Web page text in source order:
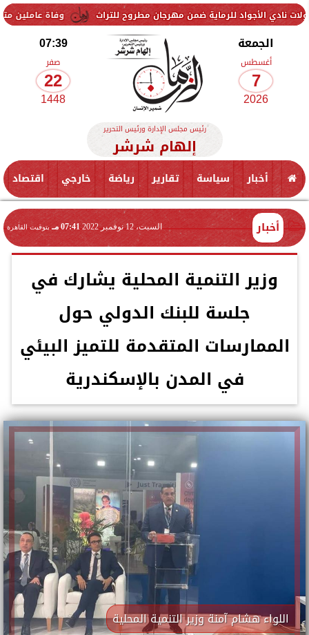
وفاة عاملين متأثرين للرماية ضمن مهرجان مطروح للتراث
الجمعة
أغسطس
7
2026
07:39
صفر
22
1448
رئيس مجلس الإدارة ورئيس التحرير
إلهام شرشر
أخبار سياسة تقارير رياضة خارجي اقتصاد
أخبار السبت، 12 نوفمبر 2022 07:41 مـ بتوقيت القاهرة
وزير التنمية المحلية يشارك في
جلسة للبنك الدولي حول
الممارسات المتقدمة للتميز البيئي
في المدن بالإسكندرية
اللواء هشام آمنة وزير التنمية المحلية